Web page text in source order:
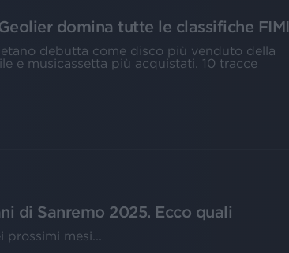
domina tutte le classifiche FIMI
debutta come disco più venduto della
e musicassetta più acquistati. 10 tracce
di Sanremo 2025. Ecco quali
prossimi mesi...